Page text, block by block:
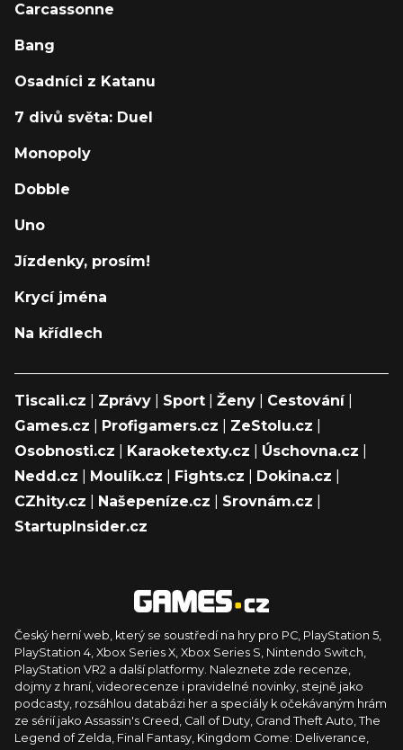
Carcassonne
Bang
Osadníci z Katanu
7 divů světa: Duel
Monopoly
Dobble
Uno
Jízdenky, prosím!
Krycí jména
Na křídlech
Tiscali.cz Zprávy Sport Ženy Cestování|
Games.cz
Profigamers.cz ZeStolu.cz
Osobnosti.cz
Karaoketexty.cz Úschovna.cz
Nedd.cz
Moulík.cz Fights.cz Dokina.cz
CZhity.cz
Našepeníze.cz Srovnám.cz
StartupInsider.cz
Český herní web, který se soustředí na hry pro PC, PlayStation 5,
PlayStation 4, Xbox Series X, Xbox Series S, Nintendo Switch,
PlayStation VR2 a další platformy. Naleznete zde recenze,
dojmy z hraní, videorecenze i pravidelné novinky, stejně jako
podcasty, rozsáhlou databázi her a speciály k očekávaným hrám
ze sérií jako Assassin's Creed, Call of Duty, Grand Theft Auto, The
Legend of Zelda, Final Fantasy, Kingdom Come: Deliverance,